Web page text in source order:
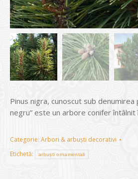
Pinus nigra, cunoscut sub denumirea
negru” este un arbore conifer întâlnit
Categorie: Arbori & arbuști decorativi
Etichetă:
arbuști ornamentali